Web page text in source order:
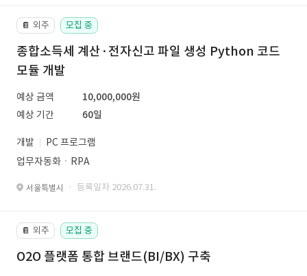
📔 외주 모집 중
종합소득세 계산·전자신고 파일 생성 Python 코드
모듈 개발
예상 금액
10,000,000원
예상 기간
60일
개발
PC 프로그램
업무자동화ㆍRPA
서울특별시 · 등록일자 2026.07.31.
📔 외주 모집 중
O2O 플랫폼 통합 브랜드(BI/BX) 구축